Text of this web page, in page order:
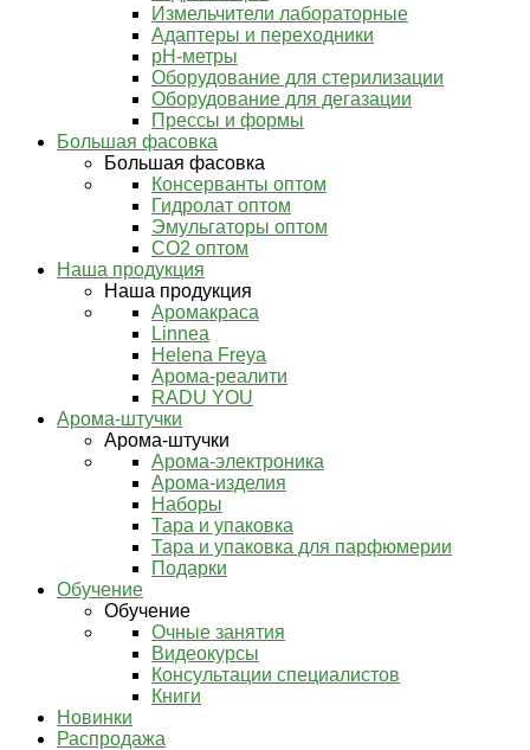
Измельчители лабораторные
Адаптеры и переходники
pH-метры
Оборудование для стерилизации
Оборудование для дегазации
Прессы и формы
Большая фасовка
Большая фасовка
Консерванты оптом
Гидролат оптом
Эмульгаторы оптом
СО2 оптом
Наша продукция
Наша продукция
Аромакраса
Linnea
Helena Freya
Арома-реалити
RADU YOU
Арома-штучки
Арома-штучки
Арома-электроника
Арома-изделия
Наборы
Тара и упаковка
Тара и упаковка для парфюмерии
Подарки
Обучение
Обучение
Очные занятия
Видеокурсы
Консультации специалистов
Книги
Новинки
Распродажа